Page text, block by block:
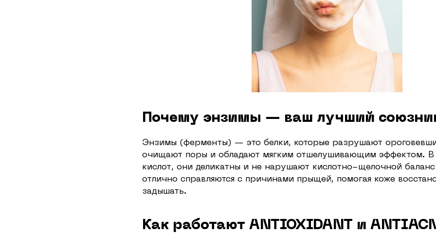
Почему энзимы — ваш лучший
Энзимы (ферменты) — это белки, которые разрушают
очищают поры и обладают мягким отшелушивающим эффектом. В
кислот, они деликатны и не нарушают кислотно-щелочной
отлично справляются с причинами прыщей, помогая коже
задышать.
Как работают ANTIOXIDANT и